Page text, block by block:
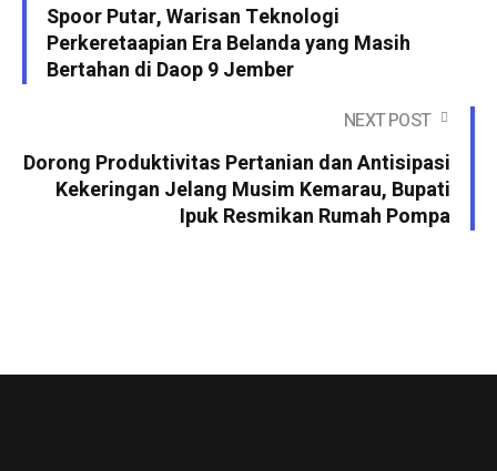
Spoor Putar, Warisan Teknologi
Perkeretaapian Era Belanda yang Masih
Bertahan di Daop 9 Jember
NEXT POST
Dorong Produktivitas Pertanian dan Antisipasi
Kekeringan Jelang Musim Kemarau, Bupati
Ipuk Resmikan Rumah Pompa